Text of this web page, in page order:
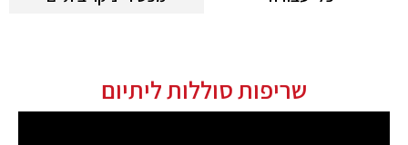
שריפות סוללות ליתיום